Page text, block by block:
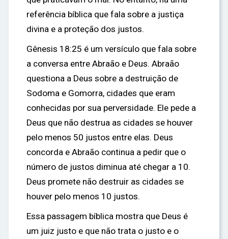
referência bíblica que fala sobre a justiça
divina e a proteção dos justos.
Gênesis 18:25 é um versículo que fala sobre
a conversa entre Abraão e Deus. Abraão
questiona a Deus sobre a destruição de
Sodoma e Gomorra, cidades que eram
conhecidas por sua perversidade. Ele pede a
Deus que não destrua as cidades se houver
pelo menos 50 justos entre elas. Deus
concorda e Abraão continua a pedir que o
número de justos diminua até chegar a 10.
Deus promete não destruir as cidades se
houver pelo menos 10 justos.
Essa passagem bíblica mostra que Deus é
um juiz justo e que não trata o justo e o